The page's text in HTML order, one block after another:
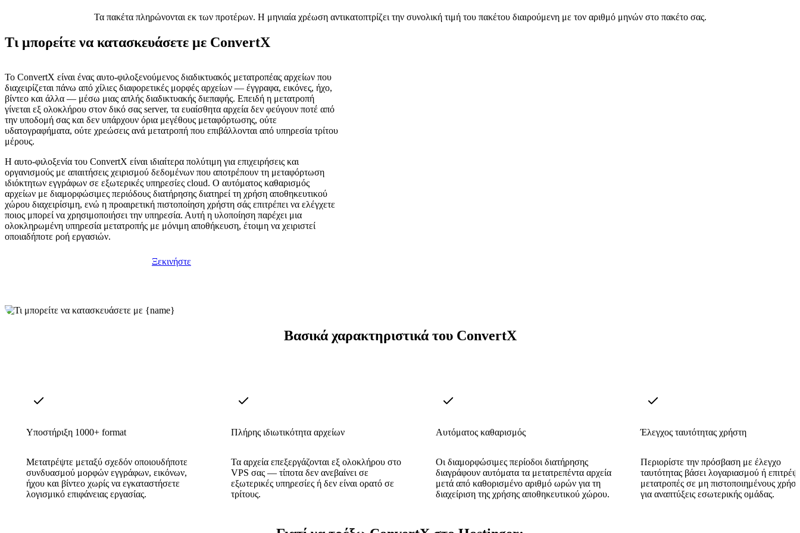
Τα πακέτα πληρώνονται εκ των προτέρων. Η μηνιαία χρέωση αντικατοπτρίζει την συνολική τιμή του πακέτου διαιρούμενη με τον αριθμό μηνών στο πακέτο σας.
Τι μπορείτε να κατασκευάσετε με ConvertX
Το ConvertX είναι ένας αυτο-φιλοξενούμενος διαδικτυακός μετατροπέας αρχείων που
διαχειρίζεται πάνω από χίλιες διαφορετικές μορφές αρχείων — έγγραφα, εικόνες, ήχο,
βίντεο και άλλα — μέσω μιας απλής διαδικτυακής διεπαφής. Επειδή η μετατροπή
γίνεται εξ ολοκλήρου στον δικό σας server, τα ευαίσθητα αρχεία δεν φεύγουν ποτέ από
την υποδομή σας και δεν υπάρχουν όρια μεγέθους μεταφόρτωσης, ούτε
υδατογραφήματα, ούτε χρεώσεις ανά μετατροπή που επιβάλλονται από υπηρεσία τρίτου
μέρους.
Η αυτο-φιλοξενία του ConvertX είναι ιδιαίτερα πολύτιμη για επιχειρήσεις και
οργανισμούς με απαιτήσεις χειρισμού δεδομένων που αποτρέπουν τη μεταφόρτωση
ιδιόκτητων εγγράφων σε εξωτερικές υπηρεσίες cloud. Ο αυτόματος καθαρισμός
αρχείων με διαμορφώσιμες περιόδους διατήρησης διατηρεί τη χρήση αποθηκευτικού
χώρου διαχειρίσιμη, ενώ η προαιρετική πιστοποίηση χρήστη σάς επιτρέπει να ελέγχετε
ποιος μπορεί να χρησιμοποιήσει την υπηρεσία. Αυτή η υλοποίηση παρέχει μια
ολοκληρωμένη υπηρεσία μετατροπής με μόνιμη αποθήκευση, έτοιμη να χειριστεί
οποιαδήποτε ροή εργασιών.
Ξεκινήστε
Βασικά χαρακτηριστικά του ConvertX
Υποστήριξη 1000+ format
Μετατρέψτε μεταξύ σχεδόν οποιουδήποτε
συνδυασμού μορφών εγγράφων, εικόνων,
ήχου και βίντεο χωρίς να εγκαταστήσετε
λογισμικό επιφάνειας εργασίας.
Πλήρης ιδιωτικότητα αρχείων
Τα αρχεία επεξεργάζονται εξ ολοκλήρου στο
VPS σας — τίποτα δεν ανεβαίνει σε
εξωτερικές υπηρεσίες ή δεν είναι ορατό σε
τρίτους.
Αυτόματος καθαρισμός
Οι διαμορφώσιμες περίοδοι διατήρησης
διαγράφουν αυτόματα τα μετατρεπέντα αρχεία
μετά από καθορισμένο αριθμό ωρών για τη
διαχείριση της χρήσης αποθηκευτικού χώρου.
Έλεγχος ταυτότητας χρήστη
Περιορίστε την πρόσβαση με έλεγχο
ταυτότητας βάσει λογαριασμού ή
μετατροπές σε μη πιστοποιημένους
για αναπτύξεις εσωτερικής ομάδας.